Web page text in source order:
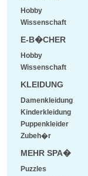
Hobby
Wissenschaft
E-B�CHER
Hobby
Wissenschaft
KLEIDUNG
Damenkleidung
Kinderkleidung
Puppenkleider
Zubeh�r
MEHR SPA�
Puzzles